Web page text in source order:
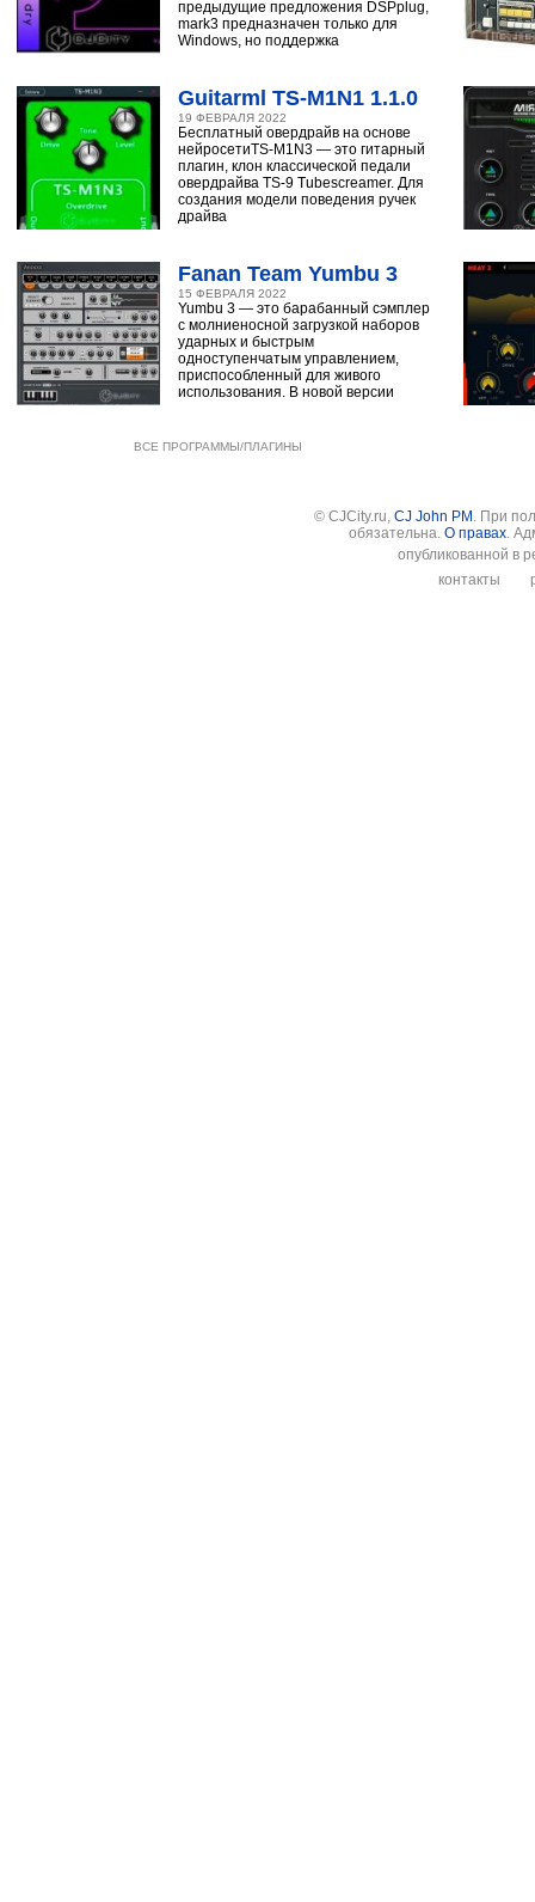
предыдущие предложения DSPplug,
mark3 предназначен только для
Windows, но поддержка
Guitarml TS-M1N1 1.1.0
19 ФЕВРАЛЯ 2022
Бесплатный овердрайв на основе
нейросетиTS-M1N3 — это гитарный
плагин, клон классической педали
овердрайва TS-9 Tubescreamer. Для
создания модели поведения ручек
драйва
Fanan Team Yumbu 3
15 ФЕВРАЛЯ 2022
Yumbu 3 — это барабанный сэмплер
с молниеносной загрузкой наборов
ударных и быстрым
одноступенчатым управлением,
приспособленный для живого
использования. В новой версии
ВСЕ ПРОГРАММЫ/ПЛАГИНЫ
© CJCity.ru, CJ John PM . При
обязательна. О правах.
опубликованной в
контакты